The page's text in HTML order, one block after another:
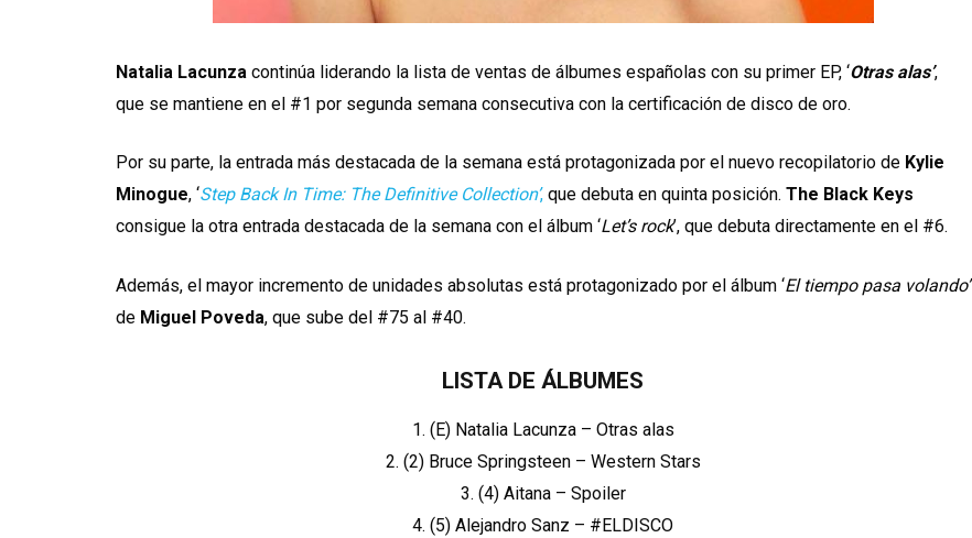
Natalia Lacunza continúa liderando la lista de ventas de álbumes españolas con su primer EP, ‘Otras alas’,
que se mantiene en el #1 por segunda semana consecutiva con la certificación de disco de oro.
Por su parte, la entrada más destacada de la semana está protagonizada por el nuevo recopilatorio de Kylie
Minogue, ‘Step Back In Time: The Definitive Collection’, que debuta en quinta posición.The Black Keys
consigue la otra entrada destacada de la semana con el álbum ‘Let’s rock’, que debuta directamente en el #6.
Además, el mayor incremento de unidades absolutas está protagonizado por el álbum ‘El tiempo pasa volando’
de Miguel Poveda, que sube del #75 al #40.
LISTA DE ÁLBUMES
1. (E) Natalia Lacunza – Otras alas
2. (2) Bruce Springsteen – Western Stars
3. (4) Aitana – Spoiler
4. (5) Alejandro Sanz – #ELDISCO